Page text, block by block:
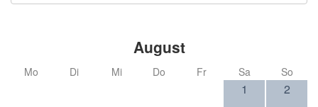
August
Mo Di Mi Do Fr Sa So
1 2